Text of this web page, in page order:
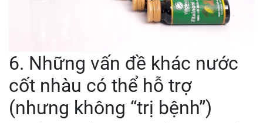
6. Những vấn đề khác nước
cốt nhàu có thể hỗ trợ
(nhưng không “trị bệnh”)